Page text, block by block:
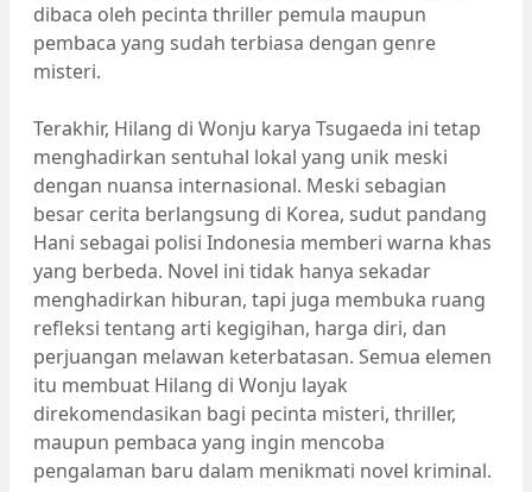
dibaca oleh pecinta thriller pemula maupun
pembaca yang sudah terbiasa dengan genre
misteri.
Terakhir, Hilang di Wonju karya Tsugaeda ini tetap
menghadirkan sentuhal lokal yang unik meski
dengan nuansa internasional. Meski sebagian
besar cerita berlangsung di Korea, sudut pandang
Hani sebagai polisi Indonesia memberi warna khas
yang berbeda. Novel ini tidak hanya sekadar
menghadirkan hiburan, tapi juga membuka ruang
refleksi tentang arti kegigihan, harga diri, dan
perjuangan melawan keterbatasan. Semua elemen
itu membuat Hilang di Wonju layak
direkomendasikan bagi pecinta misteri, thriller,
maupun pembaca yang ingin mencoba
pengalaman baru dalam menikmati novel kriminal.